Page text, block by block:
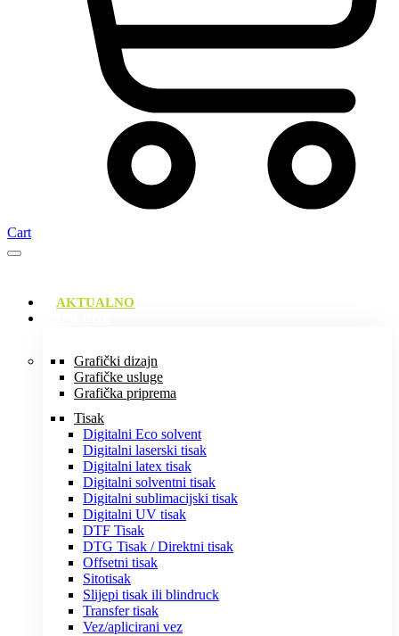
Cart
AKTUALNO
Grafički dizajn
Grafičke usluge
Grafička priprema
Tisak
Digitalni Eco solvent
Digitalni laserski tisak
Digitalni latex tisak
Digitalni solventni tisak
Digitalni sublimacijski tisak
Digitalni UV tisak
DTF Tisak
DTG Tisak / Direktni tisak
Offsetni tisak
Sitotisak
Slijepi tisak ili blindruck
Transfer tisak
Vez/aplicirani vez